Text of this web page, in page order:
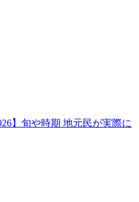
】旬や時期 地元民が実際に